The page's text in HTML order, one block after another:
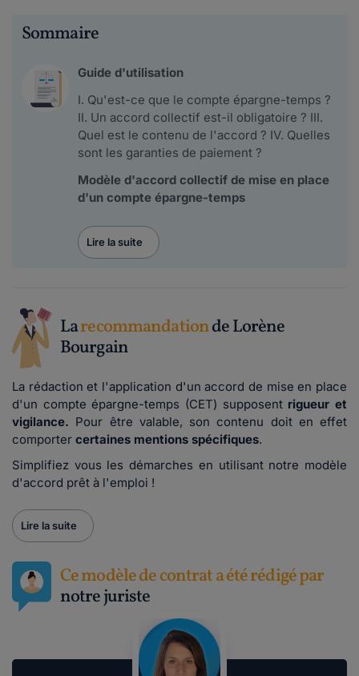
Sommaire
Guide d'utilisation
I. Qu'est-ce que le compte épargne-temps ?
II. Un accord collectif est-il obligatoire ? III.
Quel est le contenu de l'accord ? IV. Quelles
sont les garanties de paiement ?
Modèle d'accord collectif de mise en place
d'un compte épargne-temps
Lire la suite
Larecommandationde Lorène
Bourgain
La rédaction et l'application d'un accord de mise en place
d'un compte épargne-temps (CET) supposent rigueur et
vigilance. Pour être valable, son contenu doit en effet
comporter certaines mentions spécifiques.
Simplifiez vous les démarches en utilisant notre modèle
d'accord prêt à l'emploi !
Lire la suite
Ce modèle de contrat a été rédigé par
notre juriste